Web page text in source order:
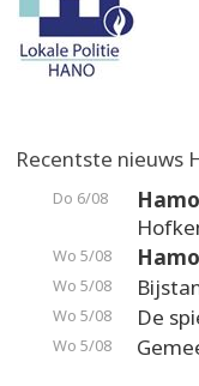
Recentste nieuws
Do 6/08
Wo 5/08
Wo 5/08
Wo 5/08 De
Wo 5/08